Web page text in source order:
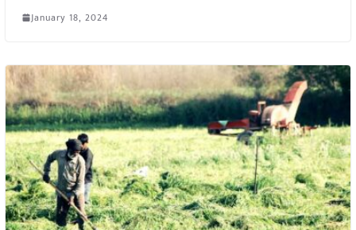
January 18, 2024